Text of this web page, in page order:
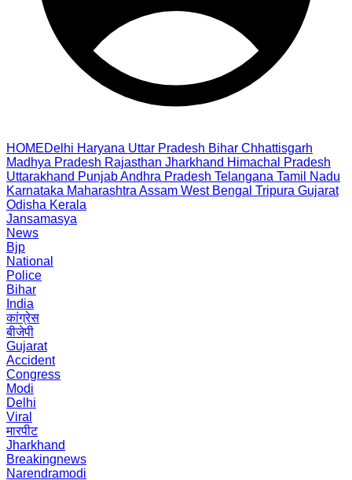
HOMEDelhi Haryana Uttar Pradesh Bihar Chhattisgarh
Madhya Pradesh Rajasthan Jharkhand Himachal Pradesh
Uttarakhand PunjabAndhra Pradesh Telangana Tamil Nadu
Karnataka Maharashtra Assam West Bengal Tripura Gujarat
Odisha Kerala
Jansamasya
News
Bjp
National
Police
Bihar
India
कांग्रेस
बीजेपी
Gujarat
Accident
Congress
Modi
Delhi
Viral
मारपीट
Jharkhand
Breakingnews
Narendramodi